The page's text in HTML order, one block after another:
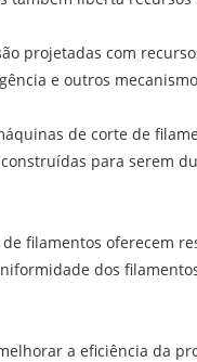
projetadas com
e outros
de corte de
para serem
filamentos oferecem
dos
a eficiência da